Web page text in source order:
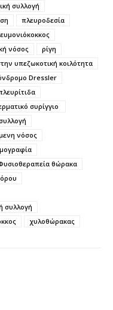
συλλογή
πλευροδεσία
νόσος
ρίγη
υπεζωκοτική κοιλότητα
Dressler
συρίγγιο
νόσος
θώρακα
συλλογή
χυλοθώρακας